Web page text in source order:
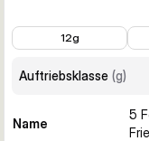
12g
Auftriebsklasse (g)
Name
5